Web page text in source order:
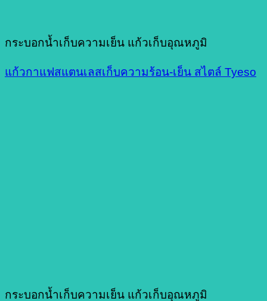
กระบอกน้ำเก็บความเย็น แก้วเก็บอุณหภูมิ
แก้วกาแฟสแตนเลสเก็บความร้อน-เย็น สไตล์ Tyeso
กระบอกน้ำเก็บความเย็น แก้วเก็บอุณหภูมิ